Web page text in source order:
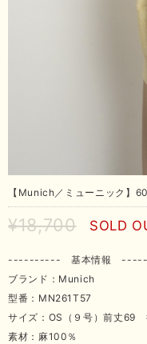
【Munich／ミューニック】
¥18,700 SOLD
---------- 基本情報
ブランド：Munich
型番：MN261T57
サイズ：OS（９号）前丈
素材：麻100％